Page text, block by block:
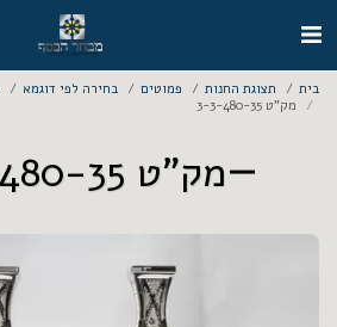
בית תצוגת החנות פמוטים בחירה לפי דוגמא
מק"ט 3-3-480-35
מק"ט 3-3-480-35